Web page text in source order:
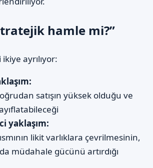
hamle mi?”
ayrılıyor:
satışın yüksek olduğu ve
yaklaşım:
likit varlıklara çevrilmesinin,
müdahale gücünü artırdığı